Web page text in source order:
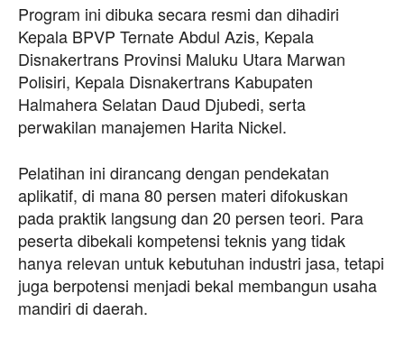
Program ini dibuka secara resmi dan dihadiri
Kepala BPVP Ternate Abdul Azis, Kepala
Disnakertrans Provinsi Maluku Utara Marwan
Polisiri, Kepala Disnakertrans Kabupaten
Halmahera Selatan Daud Djubedi, serta
perwakilan manajemen Harita Nickel.
Pelatihan ini dirancang dengan pendekatan
aplikatif, di mana 80 persen materi difokuskan
pada praktik langsung dan 20 persen teori. Para
peserta dibekali kompetensi teknis yang tidak
hanya relevan untuk kebutuhan industri jasa, tetapi
juga berpotensi menjadi bekal membangun usaha
mandiri di daerah.